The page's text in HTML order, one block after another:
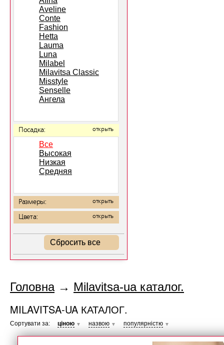
Aveline
Conte
Fashion
Hetta
Lauma
Luna
Milabel
Milavitsa Classic
Misstyle
Senselle
Ангела
Посадка: открыть
Все
Высокая
Низкая
Средняя
Размеры: открыть
Цвета: открыть
Сбросить все
Головна→ Milavitsa-ua каталог.
MILAVITSA-UA КАТАЛОГ.
Сортувати за: ціною ▼ назвою ▼ популярністю ▼